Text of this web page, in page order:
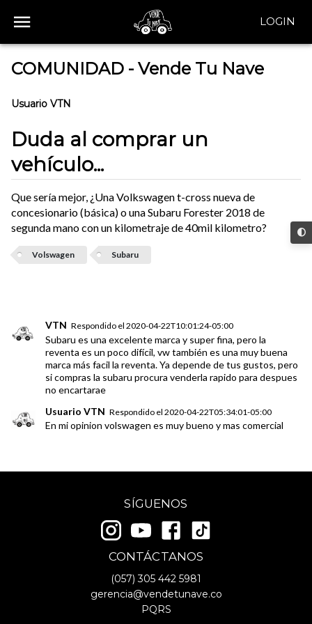
LOGIN
COMUNIDAD - Vende Tu Nave
Usuario VTN
Duda al comprar un
vehículo...
Que sería mejor, ¿Una Volkswagen t-cross nueva de
concesionario (básica) o una Subaru Forester 2018 de
segunda mano con un kilometraje de 40mil kilometro?
Volswagen Subaru
VTN Respondido el2020-04-22T10:01:24-05:00
Subaru es una excelente marca y super fina, pero la
reventa es un poco difícil, vw también es una muy buena
marca más facil la reventa. Ya depende de tus gustos, pero
si compras la subaru procura venderla rapido para despues
no encartarae
Usuario VTN Respondido el2020-04-22T05:34:01-05:00
En mi opinion volswagen es muy bueno y mas comercial
SÍGUENOS
CONTÁCTANOS
(057)305 442 5981
gerencia@vendetunave.co
PQRS